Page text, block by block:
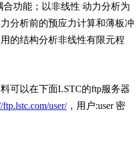
功能；以非线性 动力分析为
分析前的预应力计算和薄板冲
的结构分析非线性有限元程
可以在下面LSTC的ftp服务器
ftp.lstc.com/user/，用户:user 密